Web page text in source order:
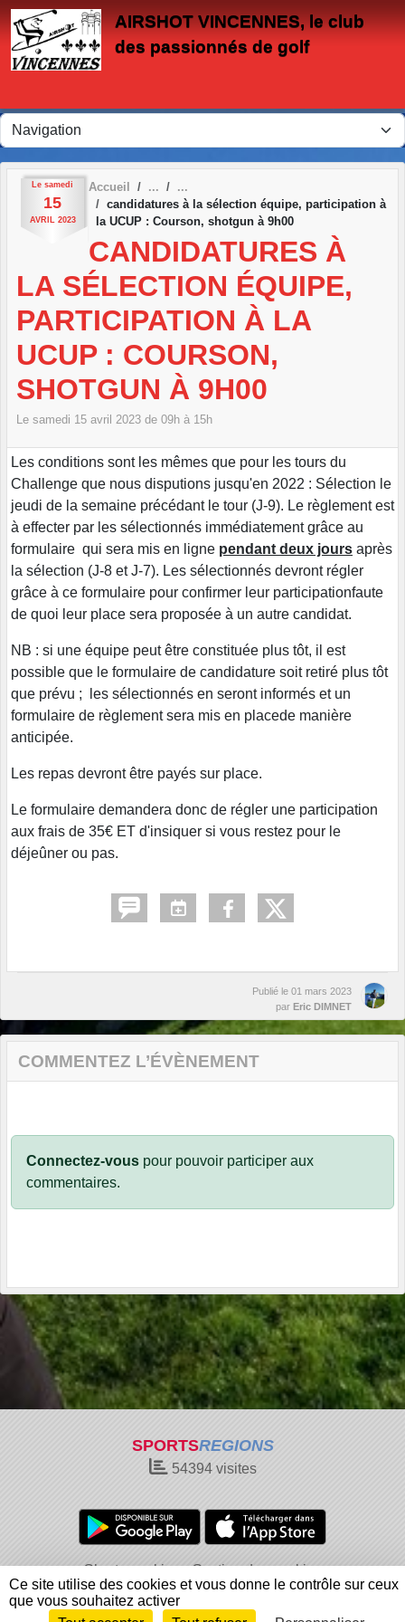
AIRSHOT VINCENNES, le club
des passionnés de golf
Le samedi
15
AVRIL 2023
Accueil
candidatures à la sélection équipe, participation à
la UCUP : Courson, shotgun à 9h00
CANDIDATURES À
LA SÉLECTION ÉQUIPE,
PARTICIPATION À LA
UCUP : COURSON,
SHOTGUN À 9H00
Le samedi 15 avril 2023 de 09h à 15h
Les conditions sont les mêmes que pour les tours du
Challenge que nous disputions jusqu'en 2022 : Sélection le
jeudi de la semaine précédant le tour (J-9). Le règlement est
à effecter par les sélectionnés immédiatement grâce au
formulaire qui sera mis en ligne pendant deux jours après
la sélection (J-8 et J-7). Les sélectionnés devront régler
grâce à ce formulaire pour confirmer leur participationfaute
de quoi leur place sera proposée à un autre candidat.
NB : si une équipe peut être constituée plus tôt, il est
possible que le formulaire de candidature soit retiré plus tôt
que prévu ; les sélectionnés en seront informés et un
formulaire de règlement sera mis en placede manière
anticipée.
Les repas devront être payés sur place.
Le formulaire demandera donc de régler une participation
aux frais de 35€ ET d'insiquer si vous restez pour le
déjeûner ou pas.
Publié le 01 mars 2023
par Eric DIMNET
COMMENTEZ L’ÉVÈNEMENT
Connectez-vous pour pouvoir participer aux
commentaires.
SPORTSREGIONS
54394visites
Charte cookies
Gestion des cookies
Informations légales
Signaler un contenu inapproprié
Panneau de gestion des cookies
Ce site utilise des cookies et vous donne le contrôle sur ceux
que vous souhaitez activer